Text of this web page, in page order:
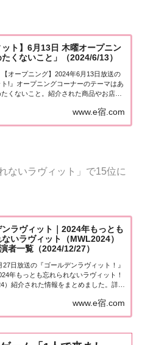
ット】6月13日 木曜オープニン
くないこと」（2024/6/13）
オープニング】2024年6月13日放送の
ト!』オープニングコーナーのテーマはあ
くないこと。紹介された商品やお店な
ないこと今日6月13日ははやぶさの日。
www.e宿.com
ないラヴィット」で15位に
ンラヴィット｜2024年もっとも
いラヴィット（MWL2024）
者一覧（2024/12/27）
27日放送の『ゴールデンラヴィット！』
年もっとも忘れられないラヴィット！
）紹介された情報をまとめました。詳し
）21時から3時間にわたって放送される
www.e宿.com